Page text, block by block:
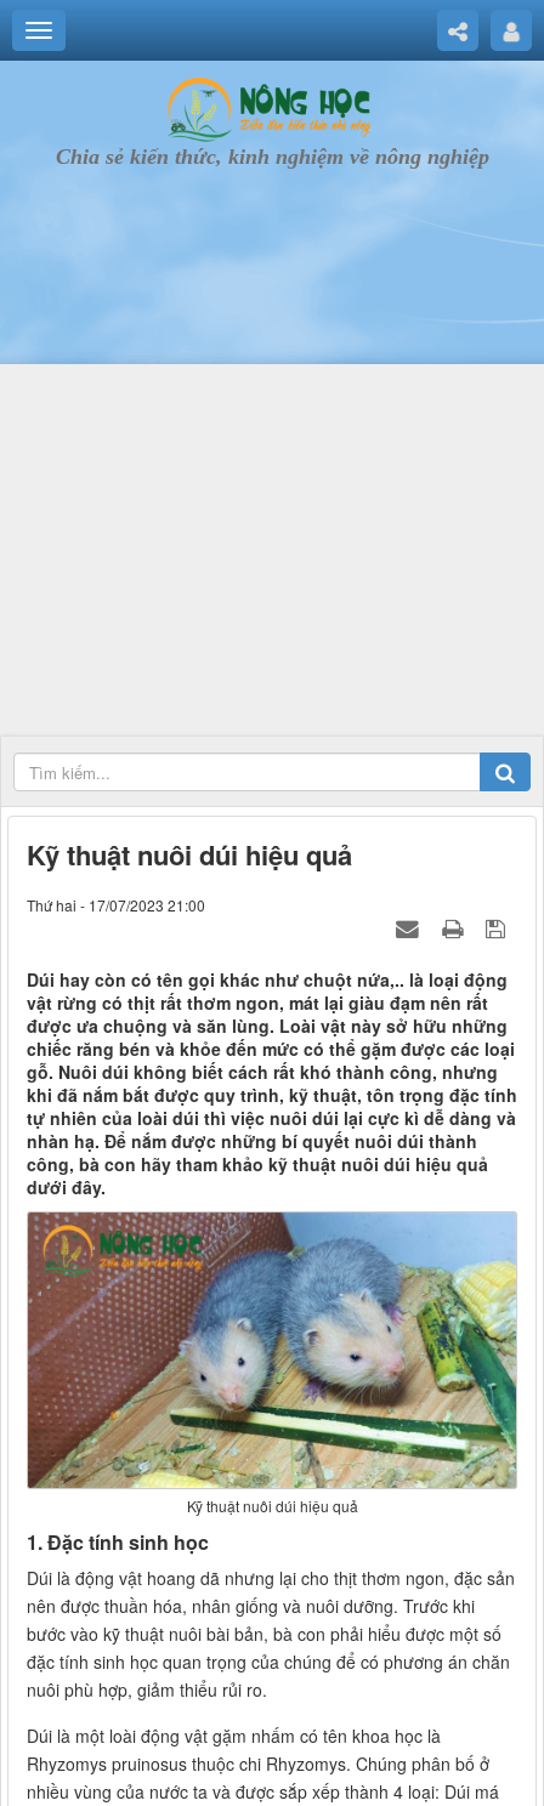
Chia sẻ kiến thức, kinh nghiệm về nông nghiệp
Kỹ thuật nuôi dúi hiệu quả
Thứ hai - 17/07/2023 21:00
Dúi hay còn có tên gọi khác như chuột nứa,.. là loại động
vật rừng có thịt rất thơm ngon, mát lại giàu đạm nên rất
được ưa chuộng và săn lùng. Loài vật này sở hữu những
chiếc răng bén và khỏe đến mức có thể gặm được các loại
gỗ. Nuôi dúi không biết cách rất khó thành công, nhưng
khi đã nắm bắt được quy trình, kỹ thuật, tôn trọng đặc tính
tự nhiên của loài dúi thì việc nuôi dúi lại cực kì dễ dàng và
nhàn hạ. Để nắm được những bí quyết nuôi dúi thành
công, bà con hãy tham khảo kỹ thuật nuôi dúi hiệu quả
dưới đây.
Kỹ thuật nuôi dúi hiệu quả
1. Đặc tính sinh học
Dúi là động vật hoang dã nhưng lại cho thịt thơm ngon, đặc sản
nên được thuần hóa, nhân giống và nuôi dưỡng. Trước khi
bước vào kỹ thuật nuôi bài bản, bà con phải hiểu được một số
đặc tính sinh học quan trọng của chúng để có phương án chăn
nuôi phù hợp, giảm thiểu rủi ro.
Dúi là một loài động vật gặm nhấm có tên khoa học là
Rhyzomys pruinosus thuộc chi Rhyzomys. Chúng phân bố ở
nhiều vùng của nước ta và được sắp xếp thành 4 loại: Dúi má